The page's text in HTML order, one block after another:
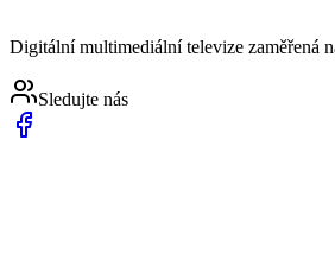
Digitální multimediální televize zaměřená
Sledujte nás